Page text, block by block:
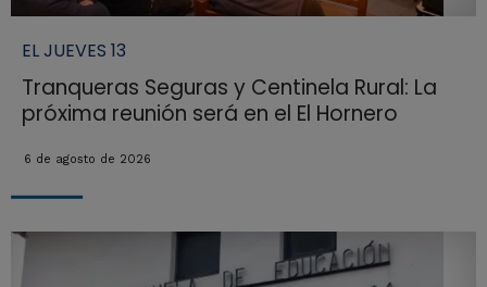
EL JUEVES 13
Tranqueras Seguras y Centinela Rural: La
próxima reunión será en el El Hornero
6 de agosto de 2026